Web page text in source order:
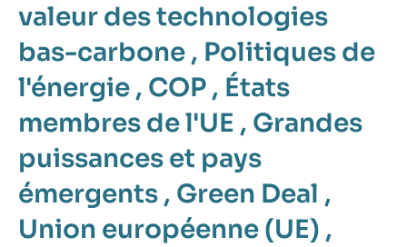
valeur des technologies
bas-carbone , Politiques de
l'énergie , COP , États
membres de l'UE , Grandes
puissances et pays
émergents , Green Deal ,
Union européenne (UE) ,